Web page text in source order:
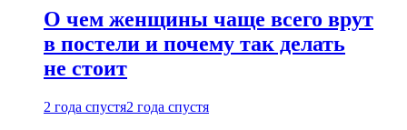
О чем женщины чаще всего врут
в постели и почему так делать
не стоит
2 года спустя2 года спустя